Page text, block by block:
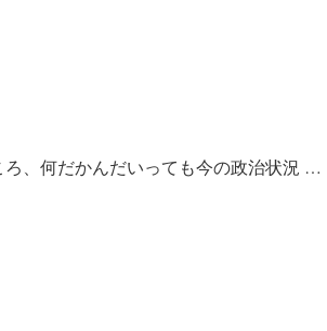
何だかんだいっても今の政治状況 …